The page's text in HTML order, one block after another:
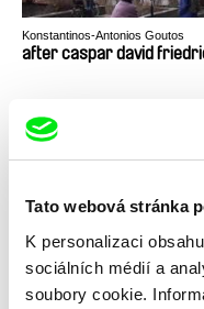
Tato webová stránka
K personalizaci
sociálních médií a
soubory cookie.
Konstantinos-Antonios Goutos
after caspar david
Rob Lemkin
Africká apokalypsa